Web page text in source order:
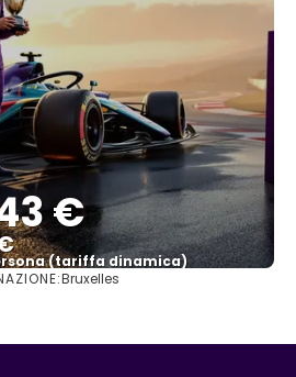
€
(tariffa dinamica)
Vedere di più
Bruxelles